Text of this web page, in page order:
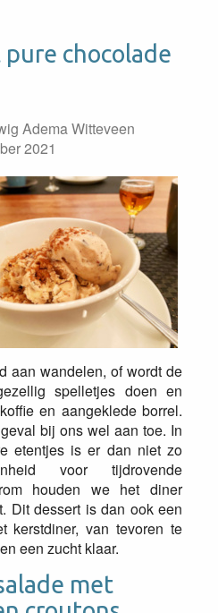
chocolade
Adema Witteveen
2021
aan wandelen, of wordt de
spelletjes doen en
en aangeklede borrel.
bij ons wel aan toe. In
etentjes is er dan niet zo
voor tijdrovende
houden we het diner
Dit dessert is dan ook een
kerstdiner, van tevoren te
een zucht klaar.
met